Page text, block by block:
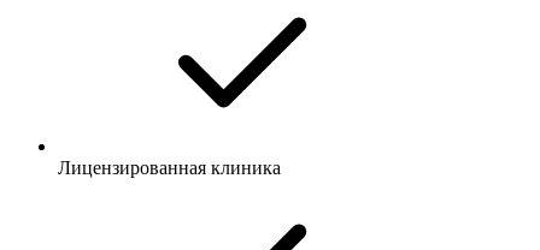
Лицензированная клиника